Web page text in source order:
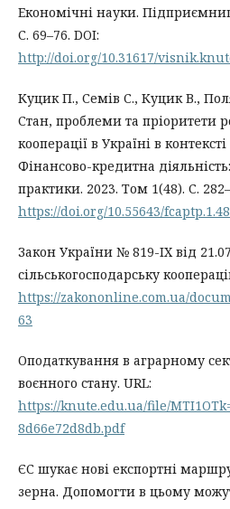
Економічні науки.
С. 69–76. DOI:
http://doi.org/10.31617/
Куцик П., Семів С., Куцик В.,
Стан, проблеми та пріоритети
кооперації в Україні в
Фінансово-кредитна
практики. 2023. Том 1(48). С.
https://doi.org/10.55643/
Закон України № 819-IX від
сільськогосподарську
https://zakononline.com.ua/
63
Оподаткування в аграрному
воєнного стану. URL:
https://knute.edu.ua/file/
8d66e72d8db.pdf
ЄС шукає нові експортні
зерна. Допомогти в цьому